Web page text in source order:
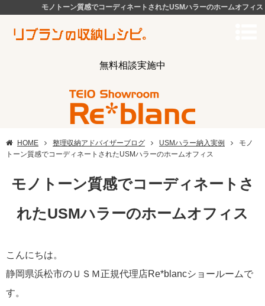
モノトーン質感でコーディネートされたUSMハラーのホームオフィス
無料相談実施中
HOME 整理収納アドバイザーブログ USMハラー納入実例
モノ
トーン質感でコーディネートされたUSMハラーのホームオフィス
モノトーン質感でコーディネートさ
れたUSMハラーのホームオフィス
こんにちは。
静岡県浜松市のＵＳＭ正規代理店Re*blancショールームで
す。